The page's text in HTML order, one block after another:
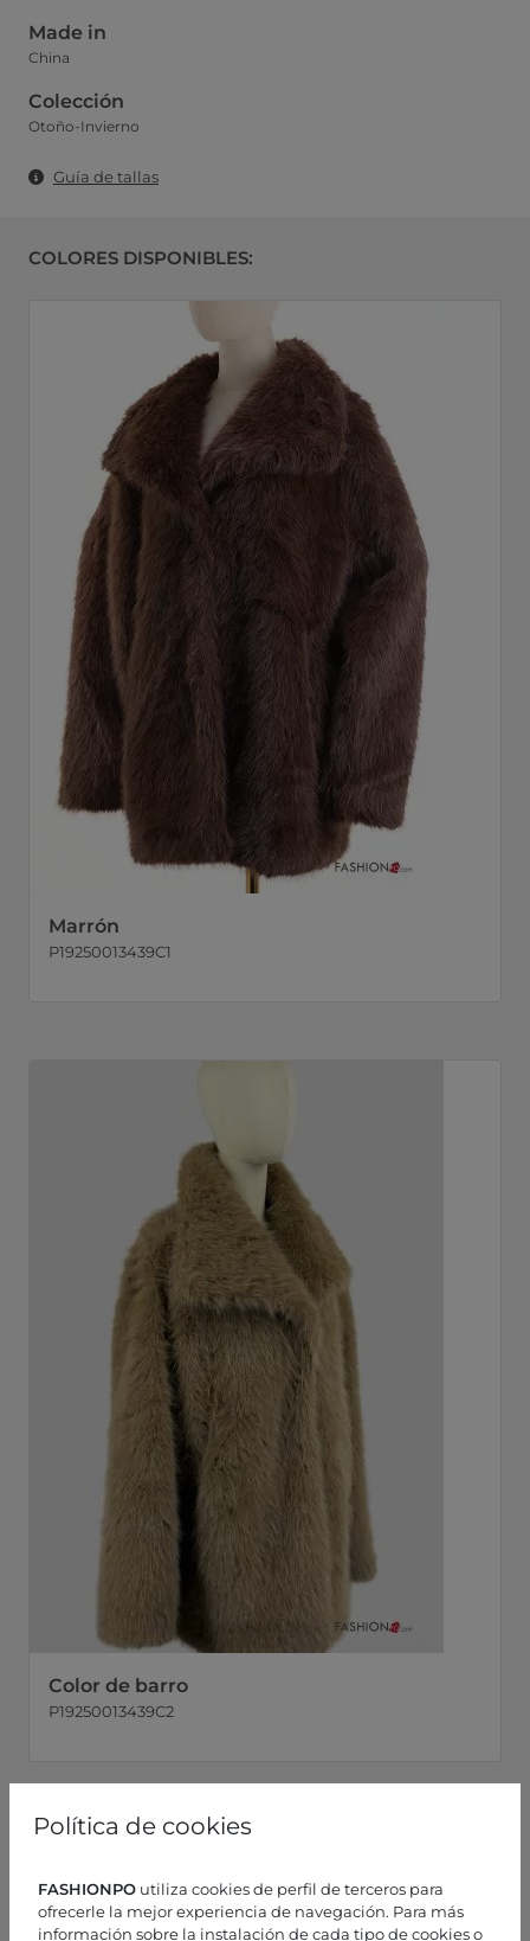
Política de cookies
FASHIONPO utiliza cookies de perfil de terceros para
ofrecerle la mejor experiencia de navegación. Para más
información sobre la instalación de cada tipo de cookies o
Made in
China
Colección
Otoño-Invierno
Guía de tallas
COLORES DISPONIBLES:
Marrón
P19250013439C1
Color de barro
P19250013439C2